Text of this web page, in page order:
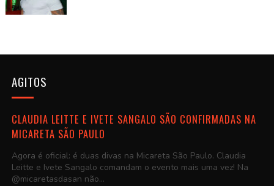
AGITOS
CLAUDIA LEITTE E IVETE SANGALO SÃO CONFIRMADAS NA
MICARETA SÃO PAULO
Agora é oficial: é duas divas na Micareta São Paulo. Claudia
Leitte e Ivete Sangalo comandam o evento mais uma vez! Na
@micaretasdasan não...